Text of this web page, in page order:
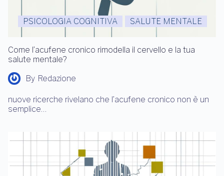
PSICOLOGIA COGNITIVA SALUTE MENTALE
Come l’acufene cronico rimodella il cervello e la tua
salute mentale?
By Redazione
nuove ricerche rivelano che l’acufene cronico non è un
semplice…